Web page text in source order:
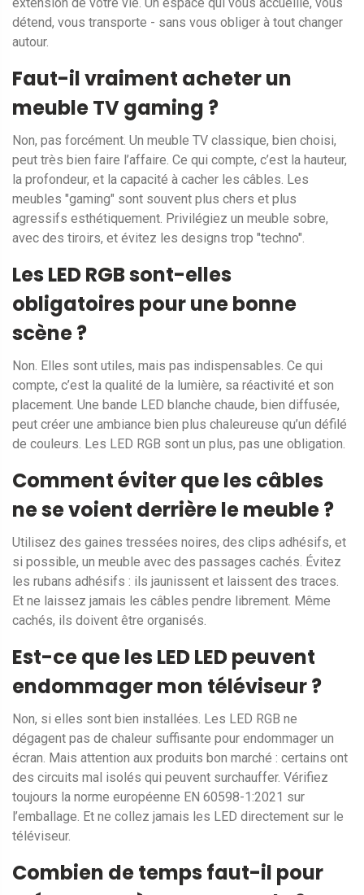
extension de votre vie. Un espace qui vous accueille, vous
détend, vous transporte - sans vous obliger à tout changer
autour.
Faut-il vraiment acheter un
meuble TV gaming ?
Non, pas forcément. Un meuble TV classique, bien choisi,
peut très bien faire l’affaire. Ce qui compte, c’est la hauteur,
la profondeur, et la capacité à cacher les câbles. Les
meubles "gaming" sont souvent plus chers et plus
agressifs esthétiquement. Privilégiez un meuble sobre,
avec des tiroirs, et évitez les designs trop "techno".
Les LED RGB sont-elles
obligatoires pour une bonne
scène ?
Non. Elles sont utiles, mais pas indispensables. Ce qui
compte, c’est la qualité de la lumière, sa réactivité et son
placement. Une bande LED blanche chaude, bien diffusée,
peut créer une ambiance bien plus chaleureuse qu’un défilé
de couleurs. Les LED RGB sont un plus, pas une obligation.
Comment éviter que les câbles
ne se voient derrière le meuble ?
Utilisez des gaines tressées noires, des clips adhésifs, et
si possible, un meuble avec des passages cachés. Évitez
les rubans adhésifs : ils jaunissent et laissent des traces.
Et ne laissez jamais les câbles pendre librement. Même
cachés, ils doivent être organisés.
Est-ce que les LED LED peuvent
endommager mon téléviseur ?
Non, si elles sont bien installées. Les LED RGB ne
dégagent pas de chaleur suffisante pour endommager un
écran. Mais attention aux produits bon marché : certains ont
des circuits mal isolés qui peuvent surchauffer. Vérifiez
toujours la norme européenne EN 60598-1:2021 sur
l’emballage. Et ne collez jamais les LED directement sur le
téléviseur.
Combien de temps faut-il pour